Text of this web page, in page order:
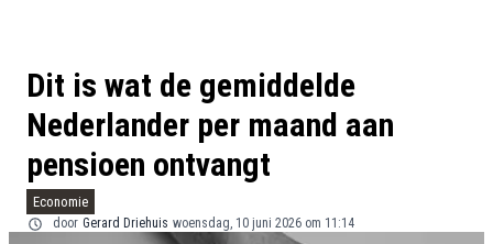
Dit is wat de gemiddelde
Nederlander per maand aan
pensioen ontvangt
Economie
door Gerard Driehuis woensdag, 10 juni 2026 om 11:14